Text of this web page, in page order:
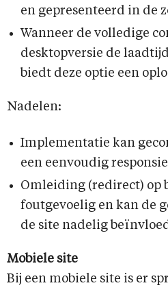
en gepresenteerd in de
Wanneer de volledige
desktopversie de
biedt deze optie een
Nadelen:
Implementatie kan
een eenvoudig
Omleiding (redirect) op
foutgevoelig en kan de
de site nadelig
Mobiele site
Bij een mobiele site is er